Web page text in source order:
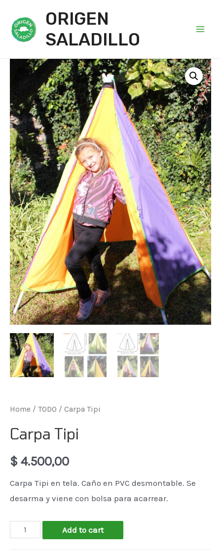
ORIGEN
SALADILLO
Home / TODO / Carpa Tipi
Carpa Tipi
$ 4.500,00
Carpa Tipi en tela. Caño en PVC desmontable. Se
desarma y viene con bolsa para acarrear.
Carpa
Add to cart